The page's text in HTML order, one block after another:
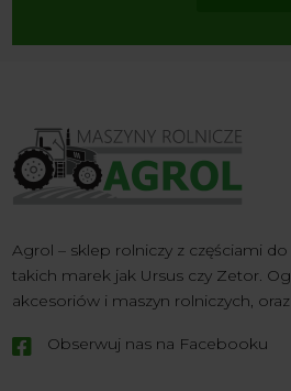
Agrol – sklep rolniczy z częściami
takich marek jak Ursus czy Zetor.
akcesoriów i maszyn rolniczych,
 Obserwuj nas na Facebooku